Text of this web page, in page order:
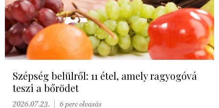
Szépség belülről: 11 étel, amely ragyogóvá
teszi a bőrödet
2026.07.23. 6 perc olvasás